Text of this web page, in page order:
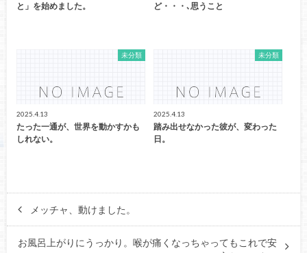
と」を始めました。
ど・・・､思うこと
未分類
2025.4.13
たった一通が、世界を動かすかも
しれない。
未分類
2025.4.13
踏み出せなかった彼が、変わった
日。
メッチャ、動けました。
お風呂上がりにうっかり。喉が痛くなっちゃってもこれで安